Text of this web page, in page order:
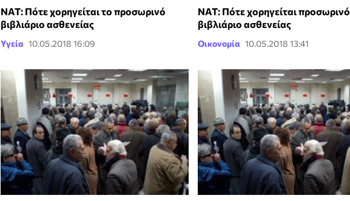
ΝΑΤ: Πότε χορηγείται το προσωρινό
βιβλιάριο ασθενείας
Υγεία 10.05.2018 16:09
ΝΑΤ: Πότε χορηγείται προσωρινό
βιβλιάριο ασθενείας
Οικονομία 10.05.2018 13:41